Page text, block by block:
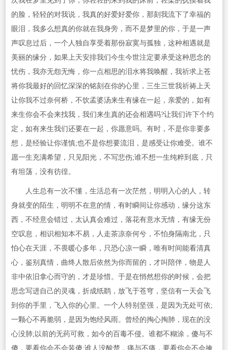
的脸，轻轻的对我说，我真的好爱好爱你，那刻我流下了幸福的
眼泪，我多么想真的你就在我身旁，而不是梦里的你，于是一声
声叹息过后，一个人独自享受着那份寂寞与孤独，这种相遇就是
美丽的缘分，如果上天安排我们今生今世注定要承受这种思念的
忧伤，我亦无怨无悔，你一点相思的泪水将我唤醒，我祈求上苍
将你我最好的回忆深深的铭刻在你的心里，三生三世我祈祷上天
让你我不过奈何桥，不饮孟婆汤来生有缘在一起，亲爱的，如有
来生你会不会来找我，我们来生真的还会相遇吗?让我们许下个约
定，如有来生我们还要在一起，你愿意吗。有时，不是你非要多
想，是经验让你谨慎;也不是你想要流泪，是感受让你难受。谁不
愿一生充满希望，只见阳光，不写悲伤;谁不想一生纯粹到底，只
有坦荡，没有彷徨。
人生总有一次不懂，生活总有一次茫然，明明入心的人，转
身就变的陌生，明明不在意的情，有时瞬间让你感动，缘分这东
西，不经意会错过，太认真会难过，落花有意水无情，有缘无份
空叹息，相识相知本不易，人走茶凉奈何兮，不怕身隔南北，只
怕心在天涯，不畏暖心多年，只恐心凉一瞬，唯有时间能看清真
心，鉴别真情，曲终人散后依然为你而留的，才叫陪伴，物是人
非中依旧拿心而守的，才是珍惜。于是在悄然想你的时候，会把
思念写进自己的灵魂，折成纸鹞，放飞于苍穹，坚信有一天会飞
到你的手里，飞入你的心里。一个人特别坚强，是因为无处可依;
一颗心不再脆弱，是因为饱经风雨。曾经的掏心掏肺，现在的没
心没肺;以前的无药可救，如今的百毒不侵。谁都不糊涂，傻与不
傻，要看你会不会装傻;谁人没酸楚，痛与不痛，要看你会不会掩